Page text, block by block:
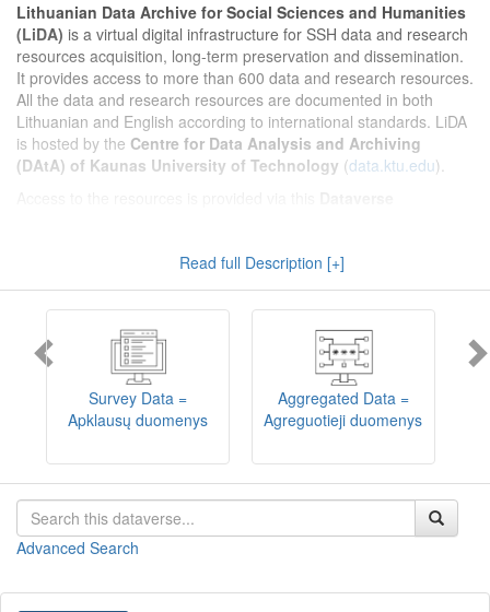
Lithuanian Data Archive for Social Sciences and Humanities
(LiDA) is a virtual digital infrastructure for SSH data and research
resources acquisition, long-term preservation and dissemination.
It provides access to more than 600 data and research resources.
All the data and research resources are documented in both
Lithuanian and English according to international standards. LiDA
is hosted by the Centre for Data Analysis and Archiving
(DAtA) of Kaunas University of Technology (data.ktu.edu).
implemented). LiDA curates different types of resources and they
are published into catalogues according to the type:Survey Data,
Interview Data,Aggregated Data
(including Historical Statistics),
, andEncoded Data
(including News Media Studies).
Also, LiDA holds collections of data produced in large national
projets (
Large Project Data
) as well as social sciences and
humanities data deposited by Lithuanian science and higher
education institutions and Lithuanian governmental institutions
Depositors interested in deposit of their data into the LiDA
Lietuvos humanitarinių ir socialinių mokslų duomenų
Read full Description [+]
Survey Data =
Apklausų duomenys
Aggregated Data =
Agreguotieji duomenys
Advanced Search